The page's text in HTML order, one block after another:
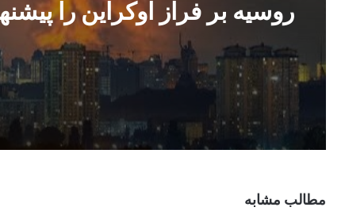
روسیه بر فراز اوکراین را
کرد
مطالب مشابه